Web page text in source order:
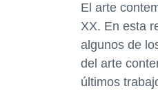
El arte
XX. En esta
algunos de
del arte
últimos